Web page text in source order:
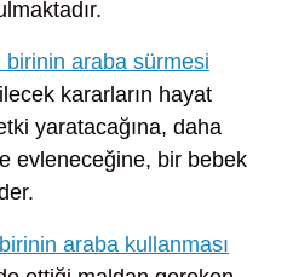
araba sürmesi
kararların hayat
yaratacağına, daha
evleneceğine, bir bebek
araba kullanması